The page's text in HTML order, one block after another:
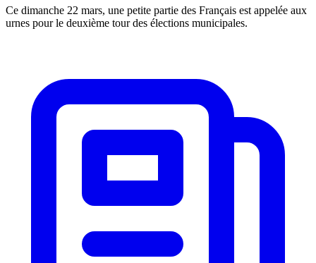
Ce dimanche 22 mars, une petite partie des Français est appelée aux
urnes pour le deuxième tour des élections municipales.